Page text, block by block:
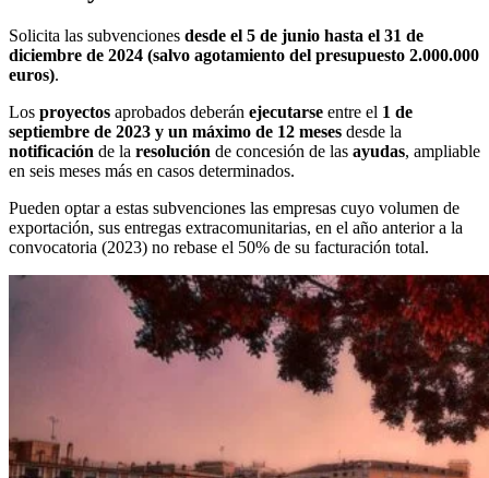
Solicita las subvenciones desde el 5 de junio hasta el 31 de
diciembre de 2024 (salvo agotamiento del presupuesto 2.000.000
euros).
Los proyectos aprobados deberán ejecutarse entre el 1 de
septiembre de 2023 y un máximo de 12 meses desde la
notificación de la resolución de concesión de las ayudas, ampliable
en seis meses más en casos determinados.
Pueden optar a estas subvenciones las empresas cuyo volumen de
exportación, sus entregas extracomunitarias, en el año anterior a la
convocatoria (2023) no rebase el 50% de su facturación total.